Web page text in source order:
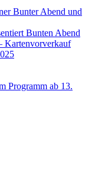
Bunter Abend und
Bunten Abend
Kartenvorverkauf
Programm ab 13.